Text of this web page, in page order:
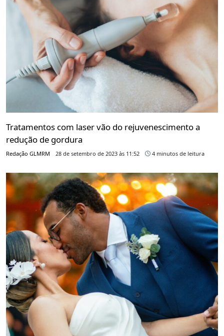
Tratamentos com laser vão do rejuvenescimento a
redução de gordura
Redação GLMRM 28 de setembro de 2023 às 11:52 4 minutos de leitura